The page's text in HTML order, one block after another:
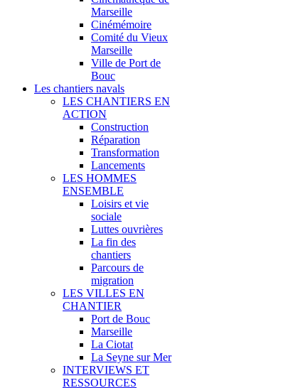
Marseille
Cinémémoire
Comité du Vieux
Marseille
Ville de Port de
Bouc
Les chantiers navals
LES CHANTIERS EN
ACTION
Construction
Réparation
Transformation
Lancements
LES HOMMES
ENSEMBLE
Loisirs et vie
sociale
Luttes ouvrières
La fin des
chantiers
Parcours de
migration
LES VILLES EN
CHANTIER
Port de Bouc
Marseille
La Ciotat
La Seyne sur Mer
INTERVIEWS ET
RESSOURCES